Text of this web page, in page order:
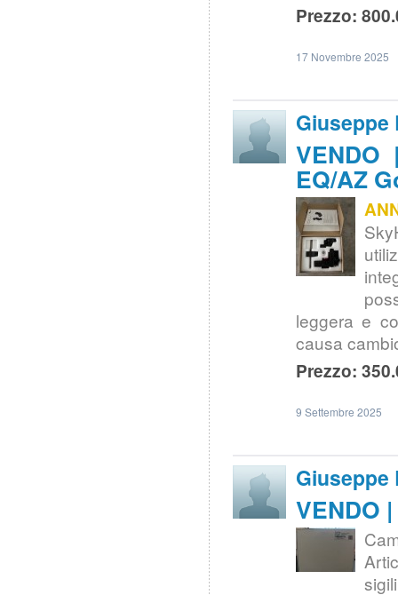
Prezzo:
17 Novembre 2025
Giuseppe
EQ/AZ
leggera e
causa
Prezzo:
9 Settembre 2025
Giuseppe
VENDO